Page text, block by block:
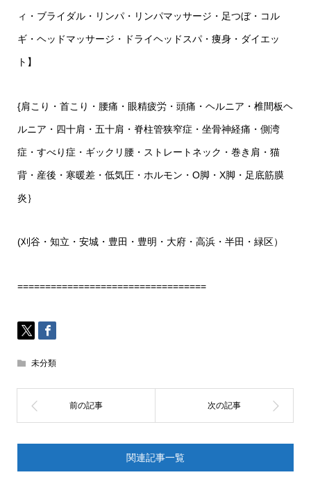
ィ・ブライダル・リンパ・リンパマッサージ・足つぼ・コル
ギ・ヘッドマッサージ・ドライヘッドスパ・痩身・ダイエッ
ト】
{肩こり・首こり・腰痛・眼精疲労・頭痛・ヘルニア・椎間板ヘ
ルニア・四十肩・五十肩・脊柱管狭窄症・坐骨神経痛・側湾
症・すべり症・ギックリ腰・ストレートネック・巻き肩・猫
背・産後・寒暖差・低気圧・ホルモン・O脚・X脚・足底筋膜
炎｝
(刈谷・知立・安城・豊田・豊明・大府・高浜・半田・緑区）
==================================
未分類
関連記事一覧